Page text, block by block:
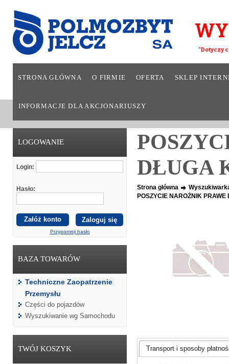
*Dotyczy
STRONA GŁÓWNA O FIRMIE OFERTA SKLEP
INFORMACJE DLA AKCJONARIUSZY
LOGOWANIE
Login:
Hasło:
Załóż konto
Przypomnij hasło
BAZA TOWARÓW
Techniczne Zaopatrzenie
Przemysłu
Części do pojazdów
Wyszukiwanie wg Samochodu
TWÓJ KOSZYK
DŁUGA
Strona główna
POSZYCIE NAROŻNIK
Transport i sposoby